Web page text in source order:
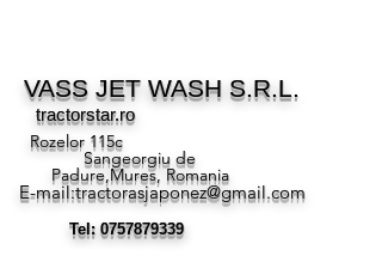
VASS JET WASH S.R.L.
tractorstar.ro
Rozelor 115c
Sangeorgiu de
Padure,Mures, Romania
E-mail:tractorasjaponez@gmail.com
Tel: 0757879339